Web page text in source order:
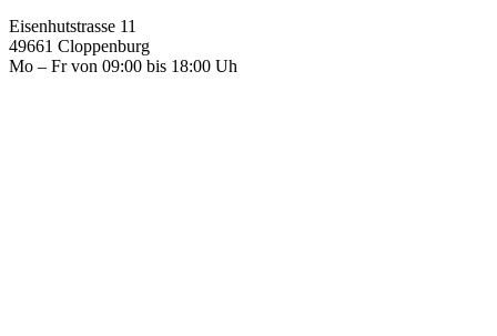
Eisenhutstrasse 11
49661 Cloppenburg
Mo – Fr von 09:00 bis 18:00 Uh